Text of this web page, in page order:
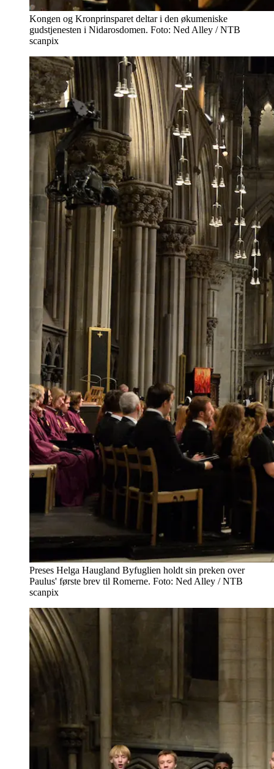
Kongen og Kronprinsparet deltar i den økumeniske
gudstjenesten i Nidarosdomen. Foto: Ned Alley / NTB
scanpix
Preses Helga Haugland Byfuglien holdt sin preken over
Paulus' første brev til Romerne. Foto: Ned Alley / NTB
scanpix